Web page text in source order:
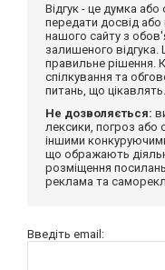
Відгук - це думка
передати досвід
нашого сайту з
залишеного
правильне рішення.
спілкування та
питань, що цікавлять.
Не дозволяється:
лексики, погроз або
іншими
що ображають
розміщення
реклама та
Введіть email: